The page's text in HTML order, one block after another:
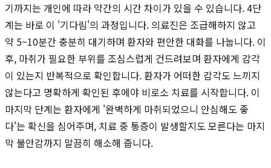
기까지는 개인에 따라 약간의 시간 차이가 있을 수 있습니다. 4단
계는 바로 이 '기다림'의 과정입니다. 의료진은 조급해하지 않고
약 5~10분간 충분히 대기하며 환자와 편안한 대화를 나눕니다. 이
후, 마취가 필요한 부위를 조심스럽게 건드려보며 환자에게 감각
이 있는지 반복적으로 확인합니다. 환자가 어떠한 감각도 느끼지
않는다고 명확하게 확인된 후에야 비로소 치료를 시작합니다. 이
마지막 단계는 환자에게 '완벽하게 마취되었으니 안심해도 좋
다'는 확신을 심어주며, 치료 중 통증이 발생할지도 모른다는 마지
막 불안감까지 말끔히 해소해 줍니다.